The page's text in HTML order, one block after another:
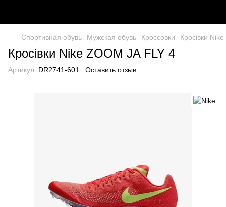
Спортивная обувь Мужская обувь Кроссовки Кросівки
Кросівки Nike ZOOM JA FLY 4
Артикул: DR2741-601 Оставить отзыв